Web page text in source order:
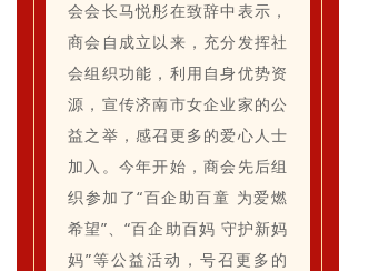
会会长马悦彤在致辞中表示，
商会自成立以来，充分发挥社
会组织功能，利用自身优势资
源，宣传济南市女企业家的公
益之举，感召更多的爱心人士
加入。今年开始，商会先后组
织参加了“百企助百童 为爱燃
希望”、“百企助百妈 守护新妈
妈”等公益活动，号召更多的